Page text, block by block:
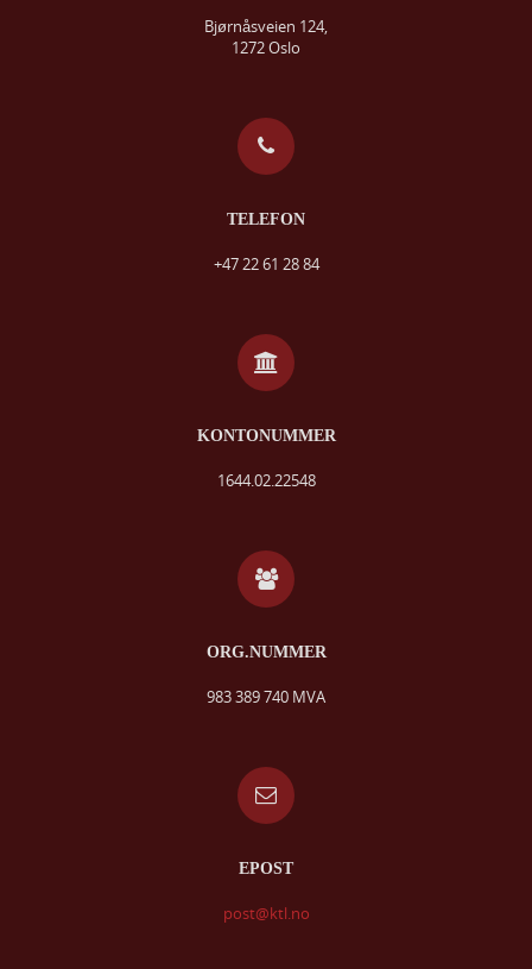
Bjørnåsveien 124,
1272 Oslo
TELEFON
+47 22 61 28 84
KONTONUMMER
1644.02.22548
ORG.NUMMER
983 389 740 MVA
EPOST
post@ktl.no